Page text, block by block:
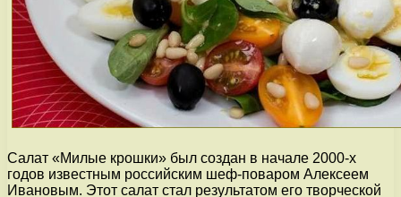
Салат «Милые крошки» был создан в начале 2000-х
годов известным российским шеф-поваром Алексеем
Ивановым. Этот салат стал результатом его творческой